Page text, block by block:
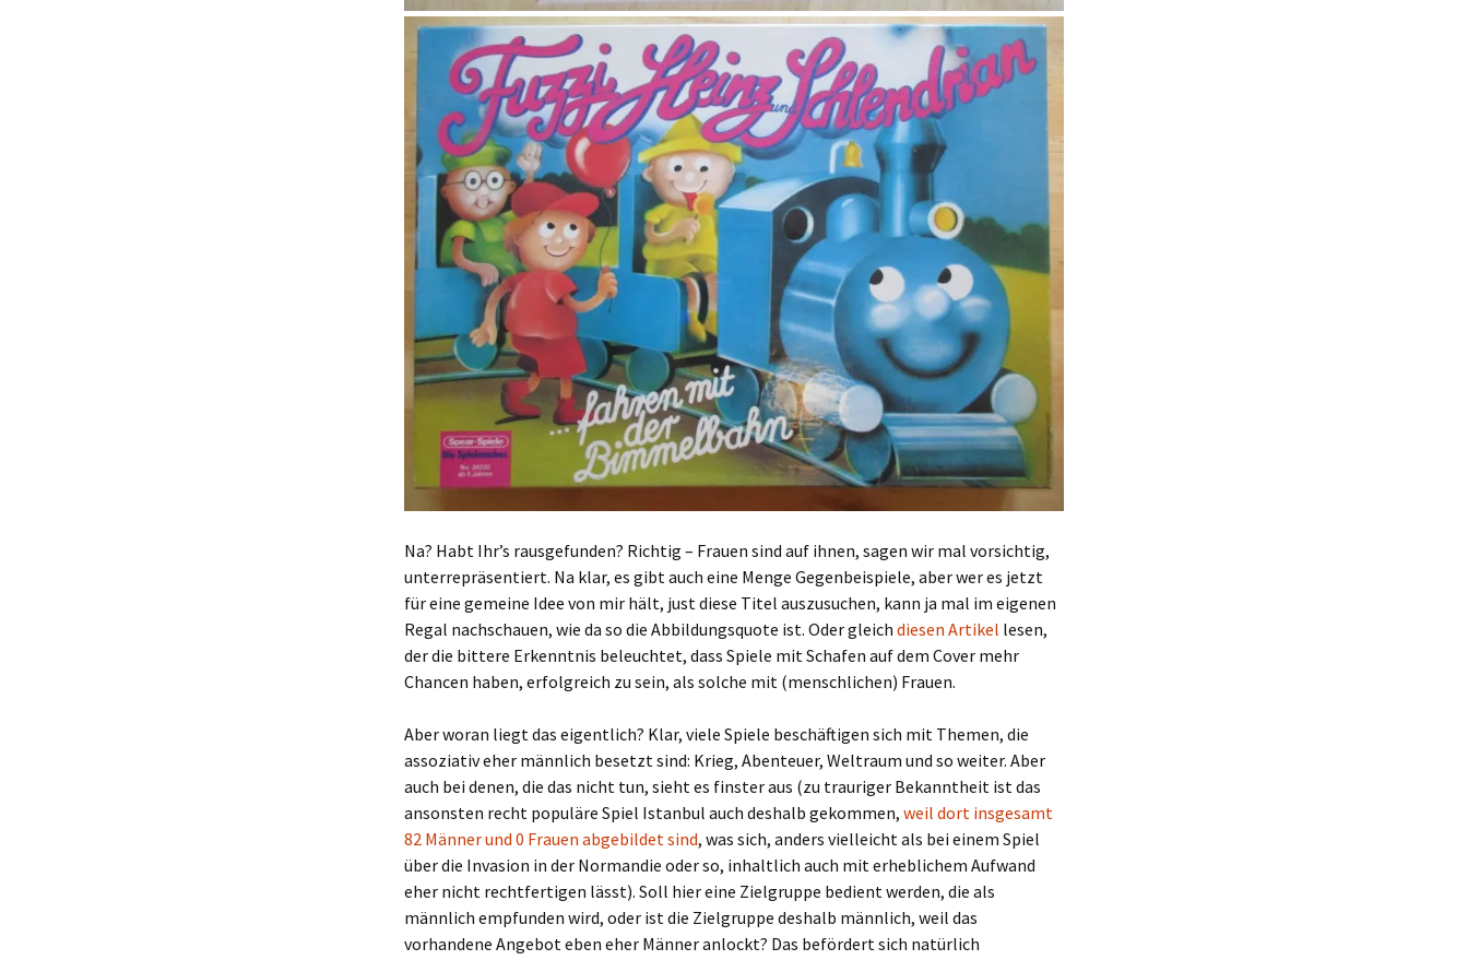
Na? Habt Ihr’s rausgefunden? Richtig – Frauen sind auf ihnen, sagen wir mal vorsichtig,
unterrepräsentiert. Na klar, es gibt auch eine Menge Gegenbeispiele, aber wer es jetzt
für eine gemeine Idee von mir hält, just diese Titel auszusuchen, kann ja mal im eigenen
Regal nachschauen, wie da so die Abbildungsquote ist. Oder gleich diesen Artikel lesen,
der die bittere Erkenntnis beleuchtet, dass Spiele mit Schafen auf dem Cover mehr
Chancen haben, erfolgreich zu sein, als solche mit (menschlichen) Frauen.
Aber woran liegt das eigentlich? Klar, viele Spiele beschäftigen sich mit Themen, die
assoziativ eher männlich besetzt sind: Krieg, Abenteuer, Weltraum und so weiter. Aber
auch bei denen, die das nicht tun, sieht es finster aus (zu trauriger Bekanntheit ist das
ansonsten recht populäre Spiel Istanbul auch deshalb gekommen, weil dort insgesamt
82 Männer und 0 Frauen abgebildet sind, was sich, anders vielleicht als bei einem Spiel
über die Invasion in der Normandie oder so, inhaltlich auch mit erheblichem Aufwand
eher nicht rechtfertigen lässt). Soll hier eine Zielgruppe bedient werden, die als
männlich empfunden wird, oder ist die Zielgruppe deshalb männlich, weil das
vorhandene Angebot eben eher Männer anlockt? Das befördert sich natürlich